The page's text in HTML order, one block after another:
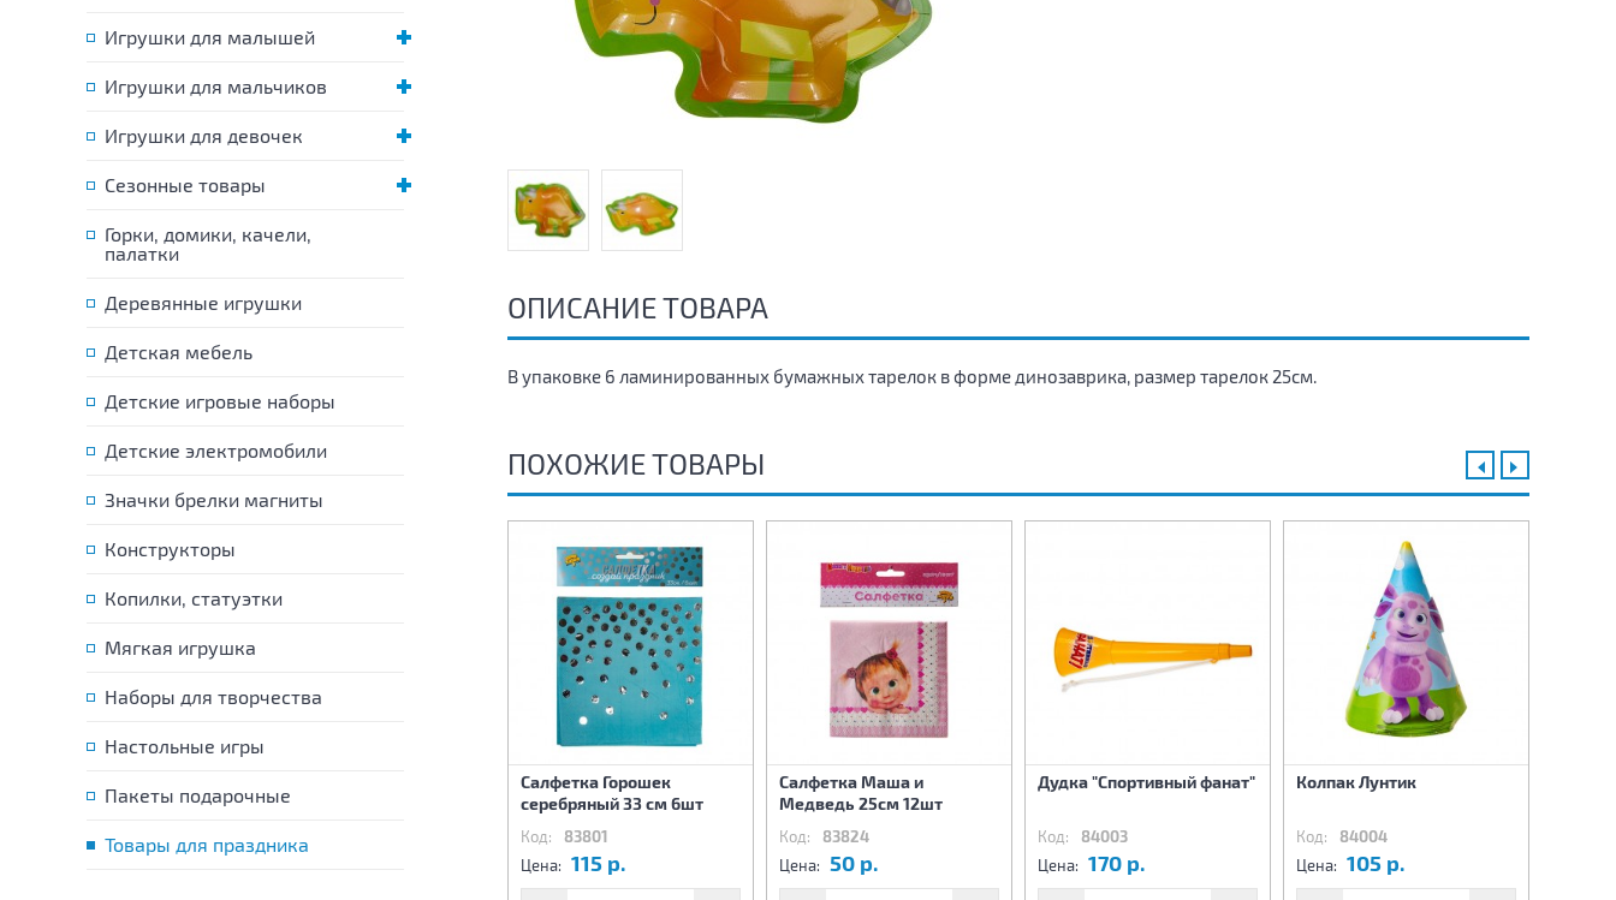
Игрушки для малышей
Игрушки для мальчиков
Игрушки для девочек
Сезонные товары
Горки, домики, качели,
палатки
Деревянные игрушки
Детская мебель
Детские игровые наборы
Детские электромобили
Значки брелки магниты
Конструкторы
Копилки, статуэтки
Мягкая игрушка
Наборы для творчества
Настольные игры
Пакеты подарочные
Товары для праздника
ОПИСАНИЕ ТОВАРА
В упаковке 6 ламинированных бумажных тарелок в форме динозаврика, размер тарелок 25см.
ПОХОЖИЕ ТОВАРЫ
рождения Лунтик 25см
6шт
Салфетка Горошек
серебряный 33 см 6шт
Код: 83801
Цена: 115 р.
Салфетка Маша и
Медведь 25см 12шт
Код: 83824
Цена: 50 р.
Дудка "Спортивный фанат"
Код: 84003
Цена: 170 р.
Колпак Лунтик
Код: 84004
Цена: 105 р.